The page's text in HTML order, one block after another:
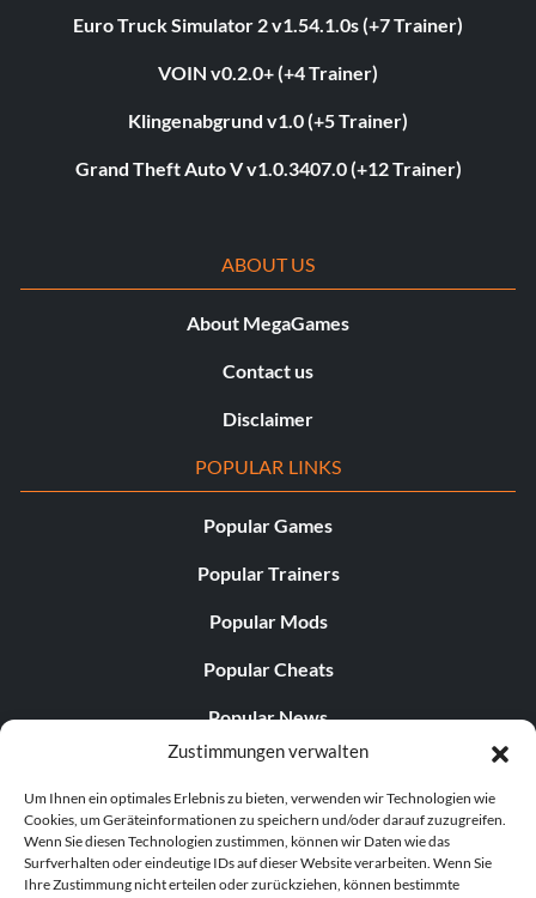
Zustimmungen verwalten
Um Ihnen ein optimales Erlebnis zu bieten, verwenden wir Technologien wie
Cookies, um Geräteinformationen zu speichern und/oder darauf zuzugreifen.
Wenn Sie diesen Technologien zustimmen, können wir Daten wie das
Surfverhalten oder eindeutige IDs auf dieser Website verarbeiten. Wenn Sie
Ihre Zustimmung nicht erteilen oder zurückziehen, können bestimmte
Euro Truck Simulator 2 v1.54.1.0s (+7 Trainer)
VOIN v0.2.0+ (+4 Trainer)
Klingenabgrund v1.0 (+5 Trainer)
Grand Theft Auto V v1.0.3407.0 (+12 Trainer)
ABOUT US
About MegaGames
Contact us
Disclaimer
POPULAR LINKS
Popular Games
Popular Trainers
Popular Mods
Popular Cheats
Popular News
Popular Editorials
Popular Free Games
LATEST UPDATES